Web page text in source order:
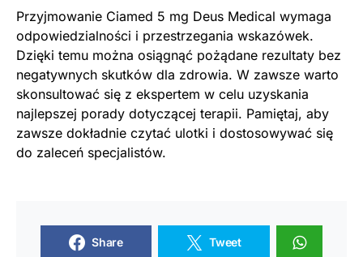
Przyjmowanie Ciamed 5 mg Deus Medical wymaga
odpowiedzialności i przestrzegania wskazówek.
Dzięki temu można osiągnąć pożądane rezultaty bez
negatywnych skutków dla zdrowia. W zawsze warto
skonsultować się z ekspertem w celu uzyskania
najlepszej porady dotyczącej terapii. Pamiętaj, aby
zawsze dokładnie czytać ulotki i dostosowywać się
do zaleceń specjalistów.
Share Tweet